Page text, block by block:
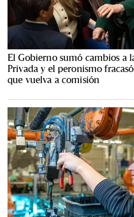
El Gobierno sumó cambios a
Privada y el peronismo
que vuelva a comisión